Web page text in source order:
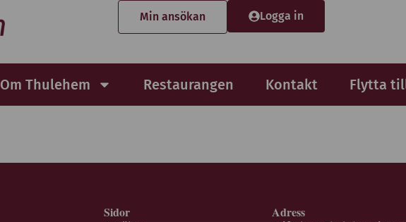
Min ansökan Logga in
Om Thulehem Restaurangen Kontakt Flytta
Sidor Adress